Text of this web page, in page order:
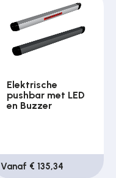
Elektrische
pushbar met LED
en Buzzer
Vanaf € 135,34